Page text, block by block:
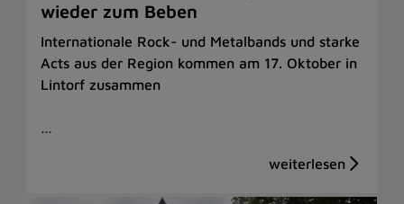
wieder zum Beben
Internationale Rock- und Metalbands und starke
Acts aus der Region kommen am 17. Oktober in
Lintorf zusammen
…